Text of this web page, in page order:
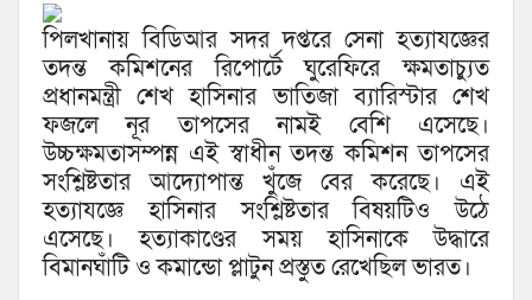
পিলখানায় বিডিআর সদর দপ্তরে সেনা হত্যাযজ্ঞের
তদন্ত কমিশনের রিপোর্টে ঘুরেফিরে ক্ষমতাচ্যুত
প্রধানমন্ত্রী শেখ হাসিনার ভাতিজা ব্যারিস্টার শেখ
ফজলে নূর তাপসের নামই বেশি এসেছে।
উচ্চক্ষমতাসম্পন্ন এই স্বাধীন তদন্ত কমিশন তাপসের
সংশ্লিষ্টতার আদ্যোপান্ত খুঁজে বের করেছে। এই
হত্যাযজ্ঞে হাসিনার সংশ্লিষ্টতার বিষয়টিও উঠে
এসেছে। হত্যাকাণ্ডের সময় হাসিনাকে উদ্ধারে
বিমানঘাঁটি ও কমান্ডো প্লাটুন প্রস্তুত রেখেছিল ভারত।